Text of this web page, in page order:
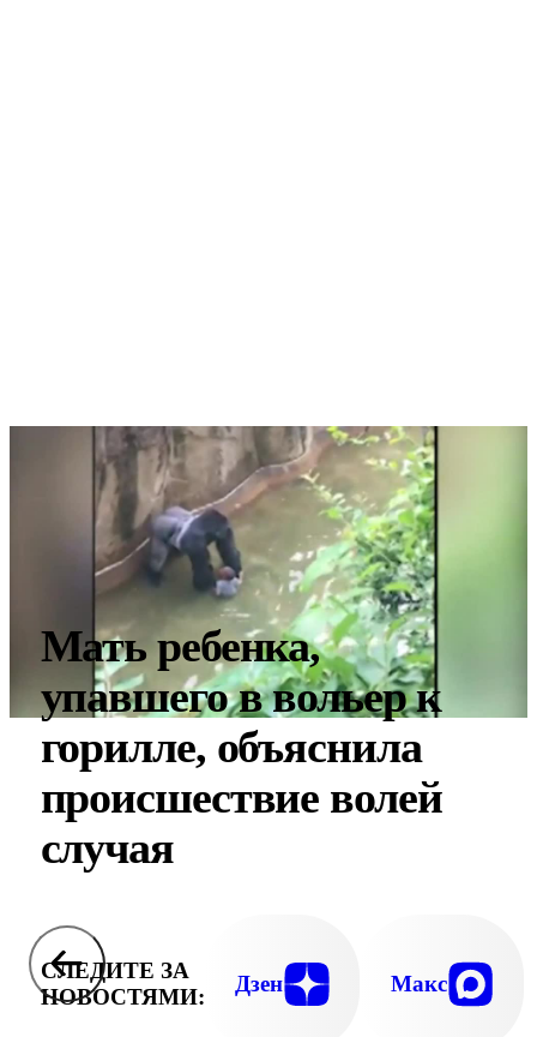
Мать ребенка,
упавшего в вольер к
горилле, объяснила
происшествие волей
случая
СЛЕДИТЕ ЗА
НОВОСТЯМИ:
Дзен Макс